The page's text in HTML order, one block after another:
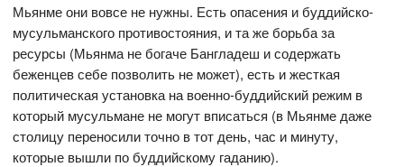
Мьянме они вовсе не нужны. Есть опасения и буддийско-
мусульманского противостояния, и та же борьба за
ресурсы (Мьянма не богаче Бангладеш и содержать
беженцев себе позволить не может), есть и жесткая
политическая установка на военно-буддийский режим в
который мусульмане не могут вписаться (в Мьянме даже
столицу переносили точно в тот день, час и минуту,
которые вышли по буддийскому гаданию).